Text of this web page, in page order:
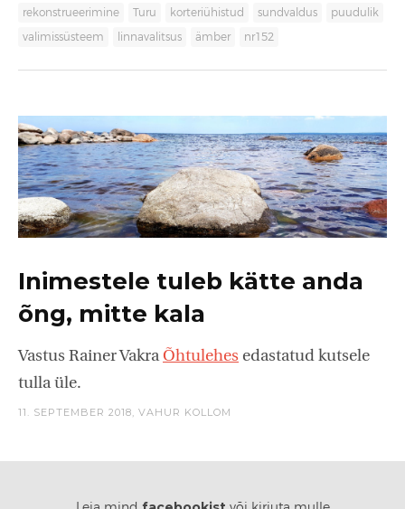
rekonstrueerimine Turu korteriühistud sundvaldus puudulik
valimissüsteem linnavalitsus ämber nr152
Inimestele tuleb kätte anda
õng, mitte kala
Vastus Rainer Vakra Õhtulehes edastatud kutsele
tulla üle.
11. SEPTEMBER 2018, VAHUR KOLLOM